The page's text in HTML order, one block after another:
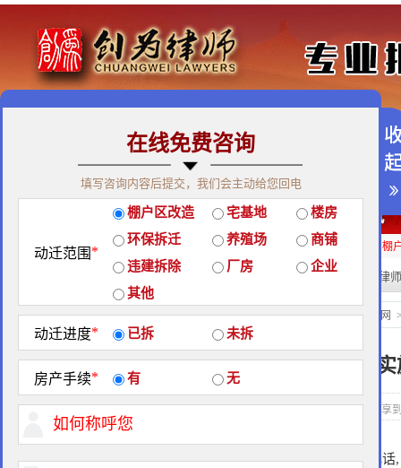
免费咨询热线：400-900-9881
经典案例 | 律师团队 拆迁维权 | 征地维权
房屋拆迁补偿 企业拆迁补偿 厂房拆迁补偿 征地补偿 违章拆迁补偿 棚
热门搜索: 拆迁律师
地区政策 当前位置： 北京创为律师事务所官网
黑龙江省耕地占用税
次 分享
免费法律咨询热线:400-900-9881 请输入您的电话
在线免费咨询
填写咨询内容后提交，我们会主动给您回电
动迁范围 *
棚户区改造 宅基地
楼房
环保拆迁
养殖场
商铺
违建拆除
厂房
企业
其他
动迁进度* 已拆 未拆
房产手续* 有 无